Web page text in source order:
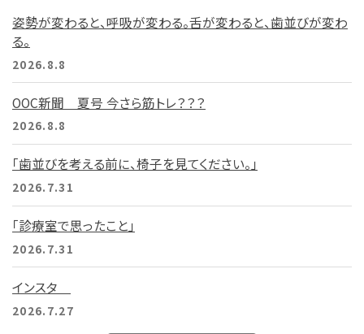
姿勢が変わると、呼吸が変わる。舌が変わると、歯並びが変わ
る。
2026.8.8
OOC新聞 夏号 今さら筋トレ？？？
2026.8.8
「歯並びを考える前に、椅子を見てください。」
2026.7.31
「診療室で思ったこと」
2026.7.31
インスタ
2026.7.27